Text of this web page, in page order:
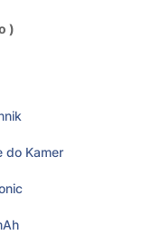
)
do Kamer